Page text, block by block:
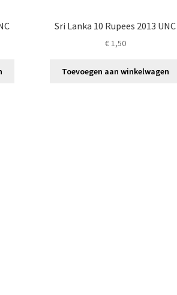
Sri Lanka 10 Rupees 2013 UNC
€1,50
Toevoegen aan winkelwagen